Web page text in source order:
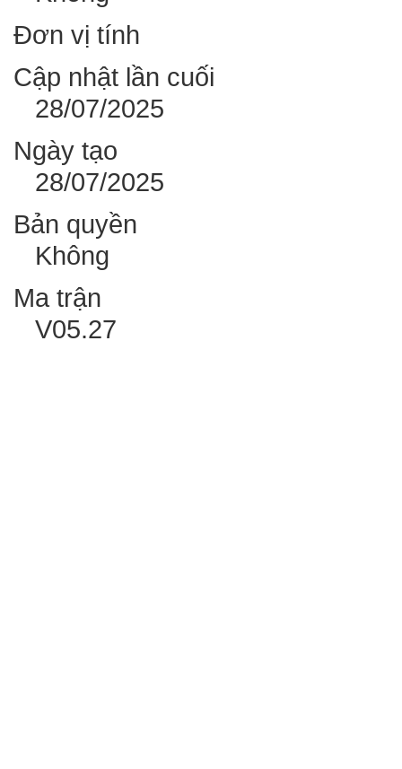
Đơn vị tính
Cập nhật lần cuối
28/07/2025
Ngày tạo
28/07/2025
Bản quyền
Không
Ma trận
V05.27